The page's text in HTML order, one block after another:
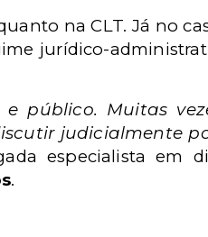
na CLT. Já no
jurídico-
público. Muitas
judicialmente
especialista em
.